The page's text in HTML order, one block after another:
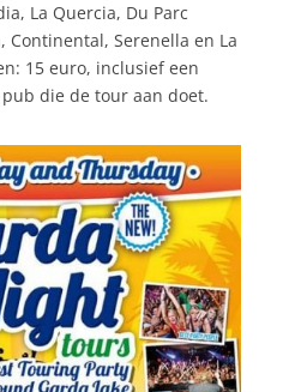
La Quercia, Du Parc
Continental, Serenella en La
15 euro, inclusief een
die de tour aan doet.